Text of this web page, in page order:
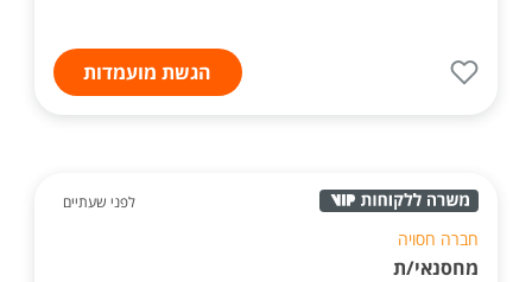
הגשת מועמדות
לפני שעתיים
חברה חסויה
מחסנאי/ת